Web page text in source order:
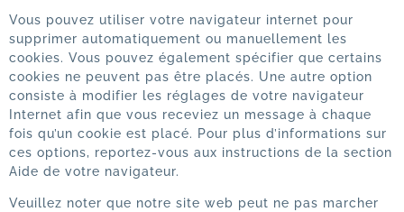
Vous pouvez utiliser votre navigateur internet pour
supprimer automatiquement ou manuellement les
cookies. Vous pouvez également spécifier que certains
cookies ne peuvent pas être placés. Une autre option
consiste à modifier les réglages de votre navigateur
Internet afin que vous receviez un message à chaque
fois qu’un cookie est placé. Pour plus d’informations sur
ces options, reportez-vous aux instructions de la section
Aide de votre navigateur.
Veuillez noter que notre site web peut ne pas marcher